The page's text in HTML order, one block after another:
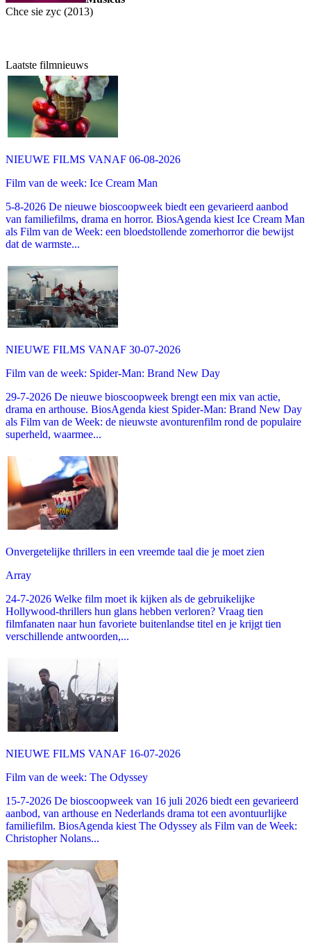
Chce sie zyc (2013)
Laatste filmnieuws
NIEUWE FILMS VANAF 06-08-2026
Film van de week: Ice Cream Man
5-8-2026 De nieuwe bioscoopweek biedt een gevarieerd aanbod
van familiefilms, drama en horror. BiosAgenda kiest Ice Cream Man
als Film van de Week: een bloedstollende zomerhorror die bewijst
dat de warmste...
NIEUWE FILMS VANAF 30-07-2026
Film van de week: Spider-Man: Brand New Day
29-7-2026 De nieuwe bioscoopweek brengt een mix van actie,
drama en arthouse. BiosAgenda kiest Spider-Man: Brand New Day
als Film van de Week: de nieuwste avonturenfilm rond de populaire
superheld, waarmee...
Onvergetelijke thrillers in een vreemde taal die je moet zien
Array
24-7-2026 Welke film moet ik kijken als de gebruikelijke
Hollywood-thrillers hun glans hebben verloren? Vraag tien
filmfanaten naar hun favoriete buitenlandse titel en je krijgt tien
verschillende antwoorden,...
NIEUWE FILMS VANAF 16-07-2026
Film van de week: The Odyssey
15-7-2026 De bioscoopweek van 16 juli 2026 biedt een gevarieerd
aanbod, van arthouse en Nederlands drama tot een avontuurlijke
familiefilm. BiosAgenda kiest The Odyssey als Film van de Week:
Christopher Nolans...